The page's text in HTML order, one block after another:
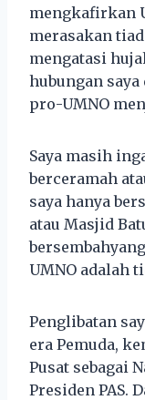
mengkafirkan
merasakan
mengatasi
hubungan
pro-UMNO
Saya masih
berceramah
saya hanya
atau Masjid
UMNO adalah
Penglibatan
era Pemuda,
Pusat sebagai
Presiden PAS.